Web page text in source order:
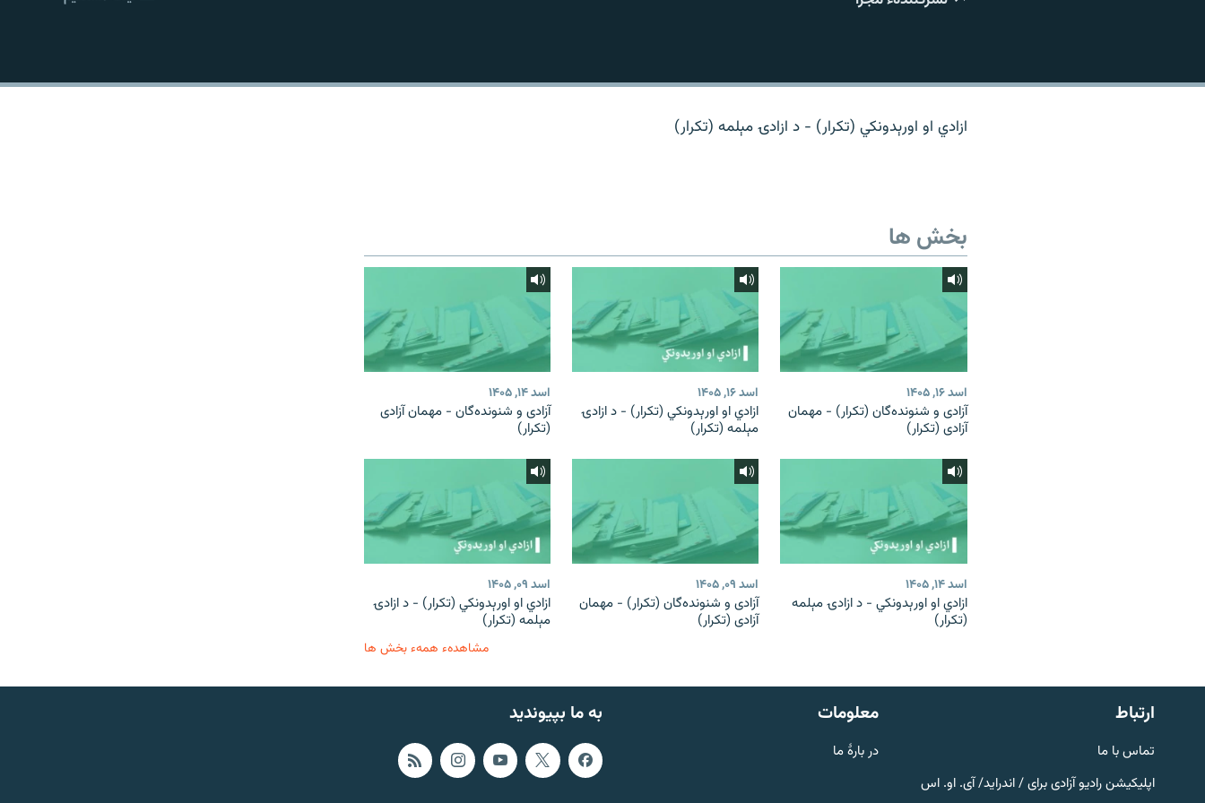
به ما بپیوندید
همۀ سایت‌های رادیو آزادی/ رادیو
EMBED
ازادي او اورېدونکي (تکرار) - د ازادۍ مېلمه (تکرار)
بخش ها
اسد ۱۶, ۱۴۰۵
آزادی و شنونده‌گان (تکرار) - مهمان
آزادی (تکرار)
اسد ۱۶, ۱۴۰۵
ازادي او اورېدونکي (تکرار) - د ازادۍ
مېلمه (تکرار)
اسد ۱۴, ۱۴۰۵
آزادی و شنونده‌گان - مهمان آزادی
(تکرار)
اسد ۱۴, ۱۴۰۵
ازادي او اورېدونکي - د ازادۍ مېلمه
(تکرار)
اسد ۰۹, ۱۴۰۵
آزادی و شنونده‌گان (تکرار) - مهمان
آزادی (تکرار)
اسد ۰۹, ۱۴۰۵
ازادي او اورېدونکي (تکرار) - د ازادۍ
مېلمه (تکرار)
مشاهدهء همهء بخش ها
به ما بپیوندید ارتباط
تماس با ما
اپلیکیشن رادیو آزادی برای / اندراید/ آی. او. اس
معلومات
در بارۀ ما